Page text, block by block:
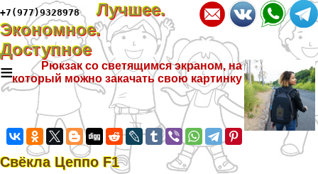
+7(977)9328978
Лучшее.
Экономное.
Доступное
≡
Рюкзак со светящимся экраном, на
который можно закачать свою картинку
Свёкла Цеппо F1